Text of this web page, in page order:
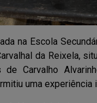
na Escola
da Reixela,
de Carvalho
uma